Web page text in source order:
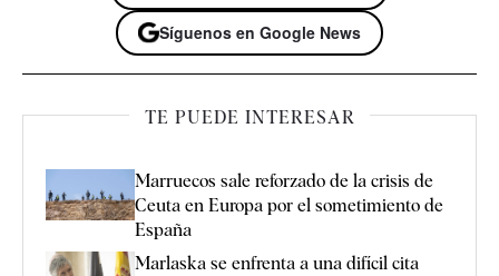
Síguenos en Google News
TE PUEDE INTERESAR
Marruecos sale reforzado de la crisis de
Ceuta en Europa por el sometimiento de
España
Marlaska se enfrenta a una difícil cita